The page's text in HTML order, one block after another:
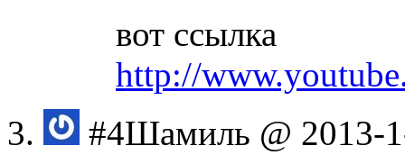
вот ссылка
http://
#4Шамиль @ 2013-